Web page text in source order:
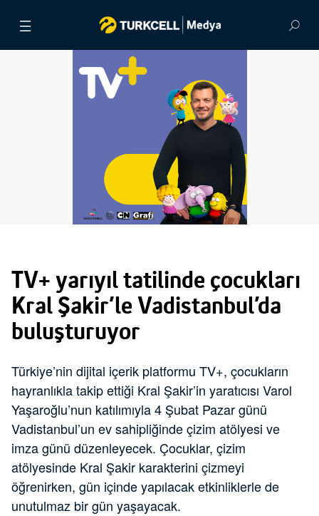
BASIN BÜLTENLERİ
TV+ yarıyıl tatilinde çocukları
Kral Şakir’le Vadistanbul’da
buluşturuyor
Türkiye’nin dijital içerik platformu TV+, çocukların
hayranlıkla takip ettiği Kral Şakir’in yaratıcısı Varol
Yaşaroğlu’nun katılımıyla 4 Şubat Pazar günü
Vadistanbul’un ev sahipliğinde çizim atölyesi ve
imza günü düzenleyecek. Çocuklar, çizim
atölyesinde Kral Şakir karakterini çizmeyi
öğrenirken, gün içinde yapılacak etkinliklerle de
unutulmaz bir gün yaşayacak.